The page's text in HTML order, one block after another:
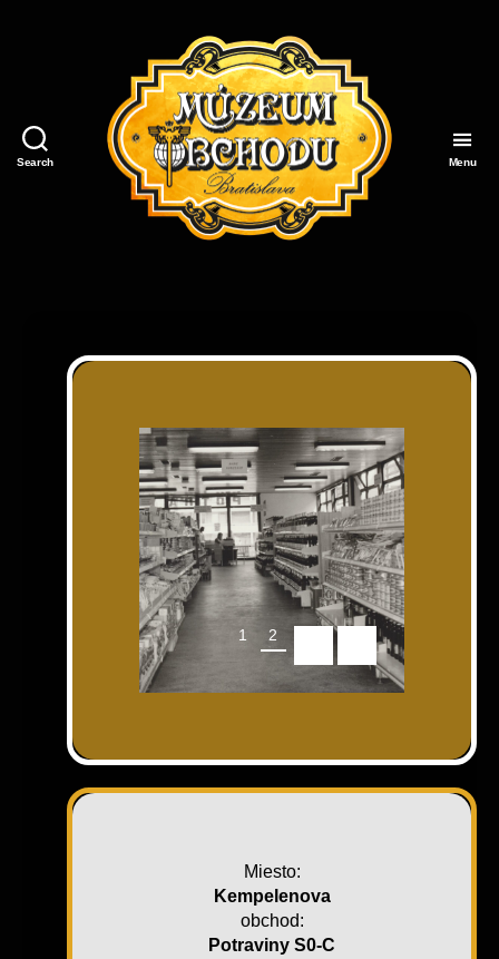
Search Menu
1 2
Miesto:
Kempelenova
obchod:
Potraviny S0-C